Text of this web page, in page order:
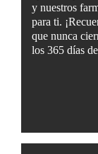
y nuestros
para ti.
que nunca
los 365 días